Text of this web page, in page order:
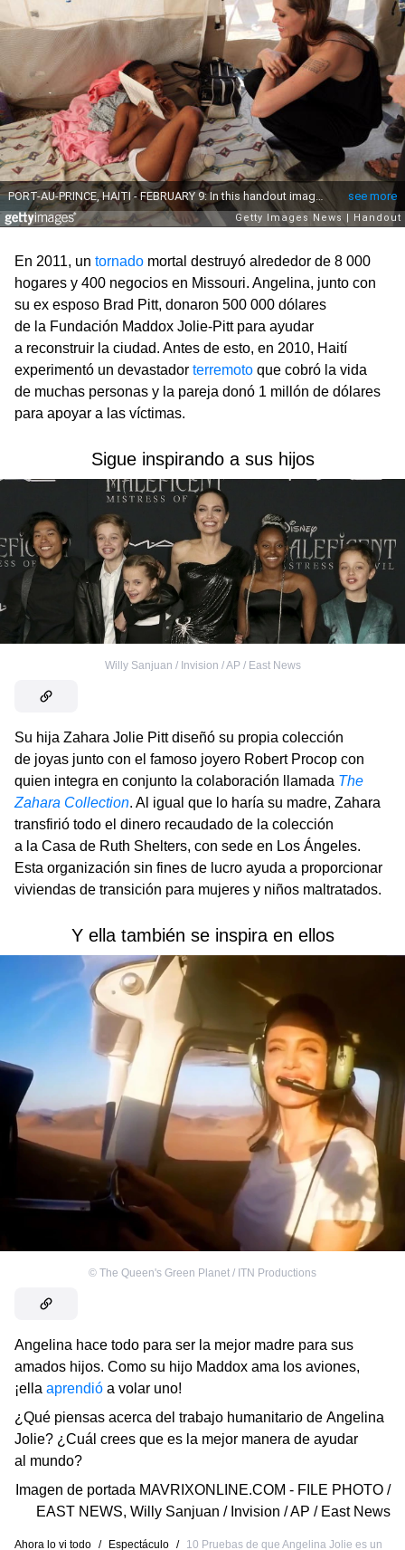
En 2011, un tornado mortal destruyó alrededor de 8 000
hogares y 400 negocios en Missouri. Angelina, junto con
su ex esposo Brad Pitt, donaron 500 000 dólares
de la Fundación Maddox Jolie-Pitt para ayudar
a reconstruir la ciudad. Antes de esto, en 2010, Haití
experimentó un devastador terremoto que cobró la vida
de muchas personas y la pareja donó 1 millón de dólares
para apoyar a las víctimas.
Sigue inspirando a sus hijos
Willy Sanjuan / Invision / AP / East News
Su hija Zahara Jolie Pitt diseñó su propia colección
de joyas junto con el famoso joyero Robert Procop con
quien integra en conjunto la colaboración llamada The
Zahara Collection. Al igual que lo haría su madre, Zahara
transfirió todo el dinero recaudado de la colección
a la Casa de Ruth Shelters, con sede en Los Ángeles.
Esta organización sin fines de lucro ayuda a proporcionar
viviendas de transición para mujeres y niños maltratados.
Y ella también se inspira en ellos
© The Queen's Green Planet / ITN Productions
Angelina hace todo para ser la mejor madre para sus
amados hijos. Como su hijo Maddox ama los aviones,
¡ella aprendió a volar uno!
¿Qué piensas acerca del trabajo humanitario de Angelina
Jolie? ¿Cuál crees que es la mejor manera de ayudar
al mundo?
Imagen de portada MAVRIXONLINE.COM - FILE PHOTO /
EAST NEWS, Willy Sanjuan / Invision / AP / East News
Ahora lo vi todo / Espectáculo / 10 Pruebas de que Angelina Jolie es un